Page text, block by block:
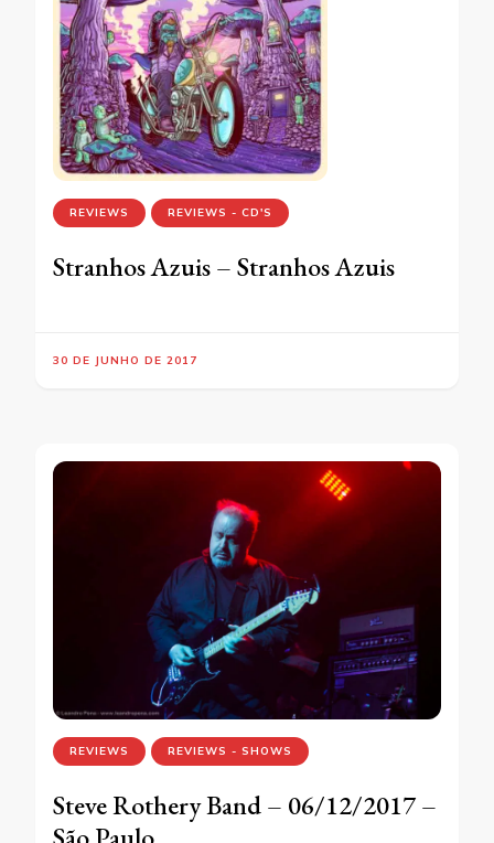
REVIEWS REVIEWS - CD'S
Stranhos Azuis – Stranhos Azuis
30 DE JUNHO DE 2017
REVIEWS REVIEWS - SHOWS
Steve Rothery Band – 06/12/2017 –